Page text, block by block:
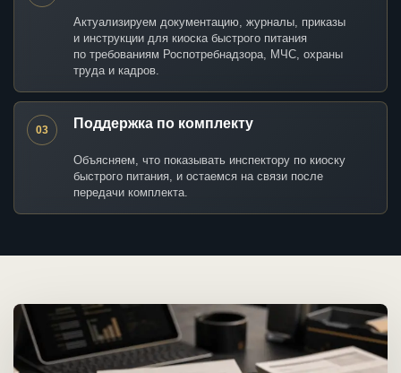
Актуализируем документацию, журналы, приказы
и инструкции для киоска быстрого питания
по требованиям Роспотребнадзора, МЧС, охраны
труда и кадров.
03 Поддержка по комплекту
Объясняем, что показывать инспектору по киоску
быстрого питания, и остаемся на связи после
передачи комплекта.